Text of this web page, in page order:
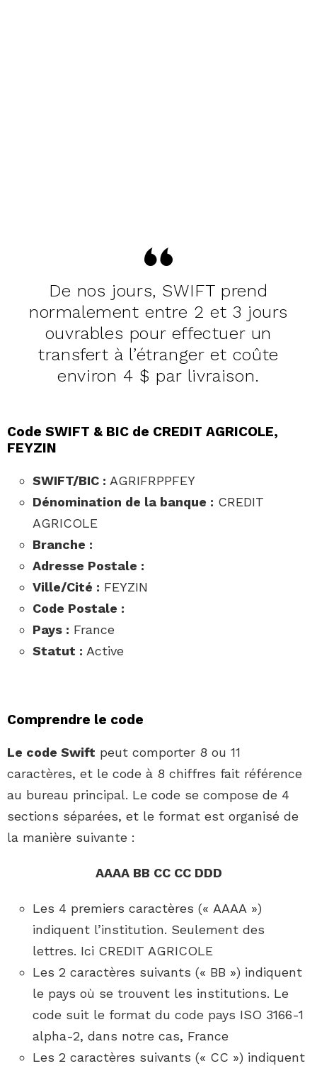
De nos jours, SWIFT prend
normalement entre 2 et 3 jours
ouvrables pour effectuer un
transfert à l’étranger et coûte
environ 4 $ par livraison.
Code SWIFT & BIC de CREDIT AGRICOLE,
FEYZIN
SWIFT/BIC : AGRIFRPPFEY
Dénomination de la banque : CREDIT
AGRICOLE
Branche :
Adresse Postale :
Ville/Cité : FEYZIN
Code Postale :
Pays : France
Statut : Active
Comprendre le code
Le code Swift peut comporter 8 ou 11
caractères, et le code à 8 chiffres fait référence
au bureau principal. Le code se compose de 4
sections séparées, et le format est organisé de
la manière suivante :
AAAA BB CC CC DDD
Les 4 premiers caractères (« AAAA »)
indiquent l’institution. Seulement des
lettres. Ici CREDIT AGRICOLE
Les 2 caractères suivants (« BB ») indiquent
le pays où se trouvent les institutions. Le
code suit le format du code pays ISO 3166-1
alpha-2, dans notre cas, France
Les 2 caractères suivants (« CC ») indiquent